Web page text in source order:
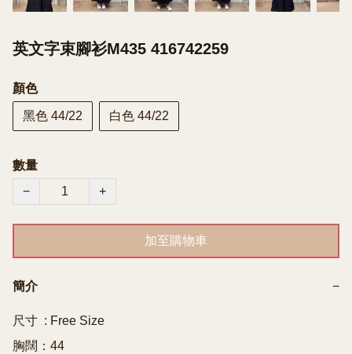
英文字束腳衫M435 416742259
顏色
黑色 44/22 白色 44/22
數量
−
+
加至購物車
簡介 −
尺寸  : Free Size
胸闊：44